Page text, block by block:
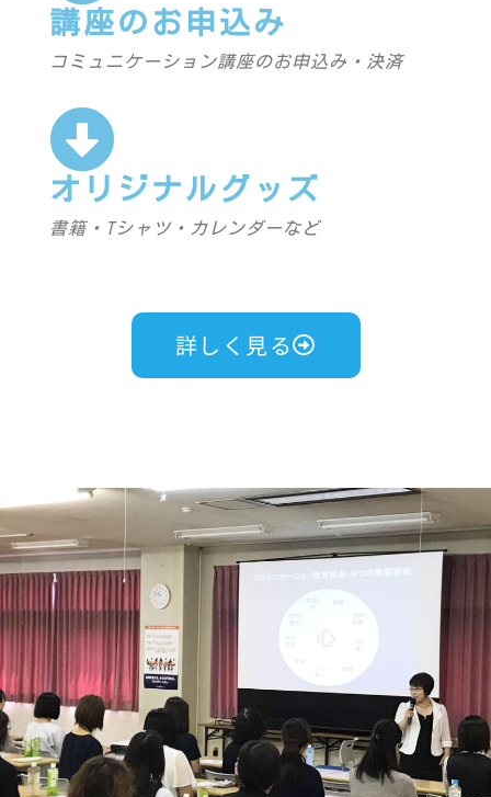
講座のお申込み
コミュニケーション講座のお申込み・決済
オリジナルグッズ
書籍・Tシャツ・カレンダーなど
詳しく見る